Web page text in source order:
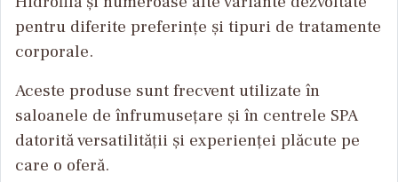
pentru diferite preferințe și tipuri de tratamente
corporale.
Aceste produse sunt frecvent utilizate în
saloanele de înfrumusețare și în centrele SPA
datorită versatilității și experienței plăcute pe
care o oferă.